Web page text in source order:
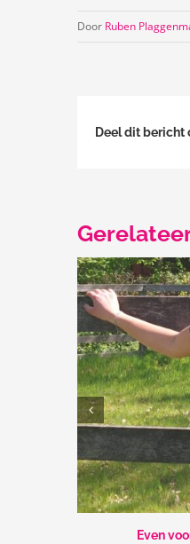
Door Ruben
Deel dit bericht
Even